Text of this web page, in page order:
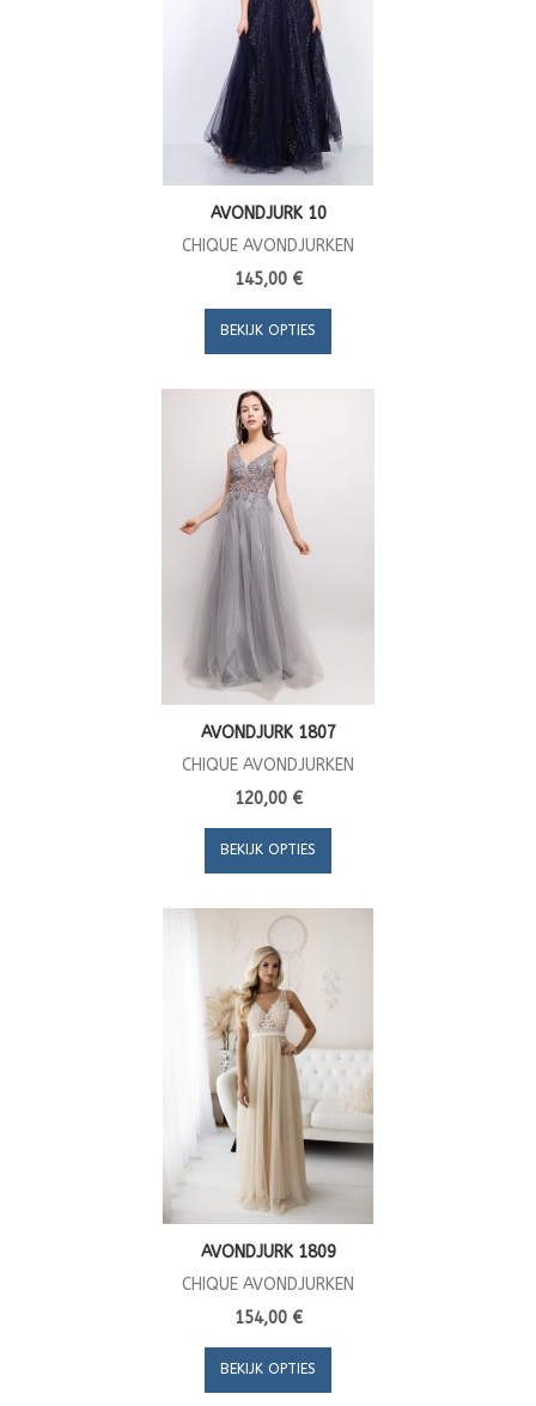
AVONDJURK 10
CHIQUE AVONDJURKEN
145,00 €
BEKIJK OPTIES
AVONDJURK 1807
CHIQUE AVONDJURKEN
120,00 €
BEKIJK OPTIES
AVONDJURK 1809
CHIQUE AVONDJURKEN
154,00 €
BEKIJK OPTIES